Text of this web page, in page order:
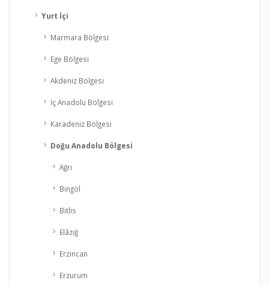
Yurt İçi
Marmara Bölgesi
Ege Bölgesi
Akdeniz Bölgesi
İç Anadolu Bölgesi
Karadeniz Bölgesi
Doğu Anadolu Bölgesi
Ağrı
Bingöl
Bitlis
Elâzığ
Erzincan
Erzurum